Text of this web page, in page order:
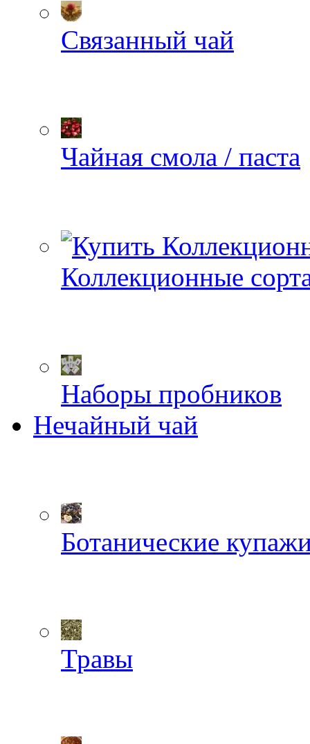
Связанный чай
Чайная смола / паста
Коллекционные
Наборы пробников
Нечайный чай
Ботанические
Травы